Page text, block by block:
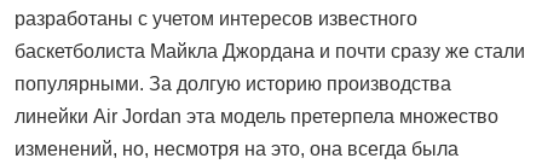
разработаны с учетом интересов известного
баскетболиста Майкла Джордана и почти сразу же стали
популярными. За долгую историю производства
линейки Air Jordan эта модель претерпела множество
изменений, но, несмотря на это, она всегда была